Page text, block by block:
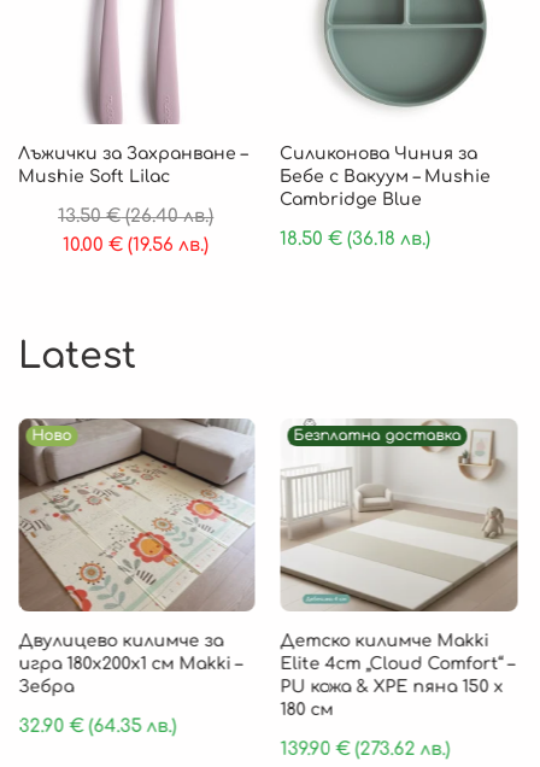
Лъжички за Захранване –
Mushie Soft Lilac
13.50€(26.40 лв.)
10.00€ (19.56 лв.)
Силиконова Чиния за
Бебе с Вакуум – Mushie
Cambridge Blue
18.50€ (36.18 лв.)
Latest
Ново
Двулицево килимче за
игра 180х200х1 см Makki –
Зебра
32.90 €(64.35 лв.)
Безплатна доставка
Детско килимче Makki
Elite 4cm „Cloud Comfort“ –
PU кожа & XPE пяна 150 х
180 см
139.90€(273.62 лв.)